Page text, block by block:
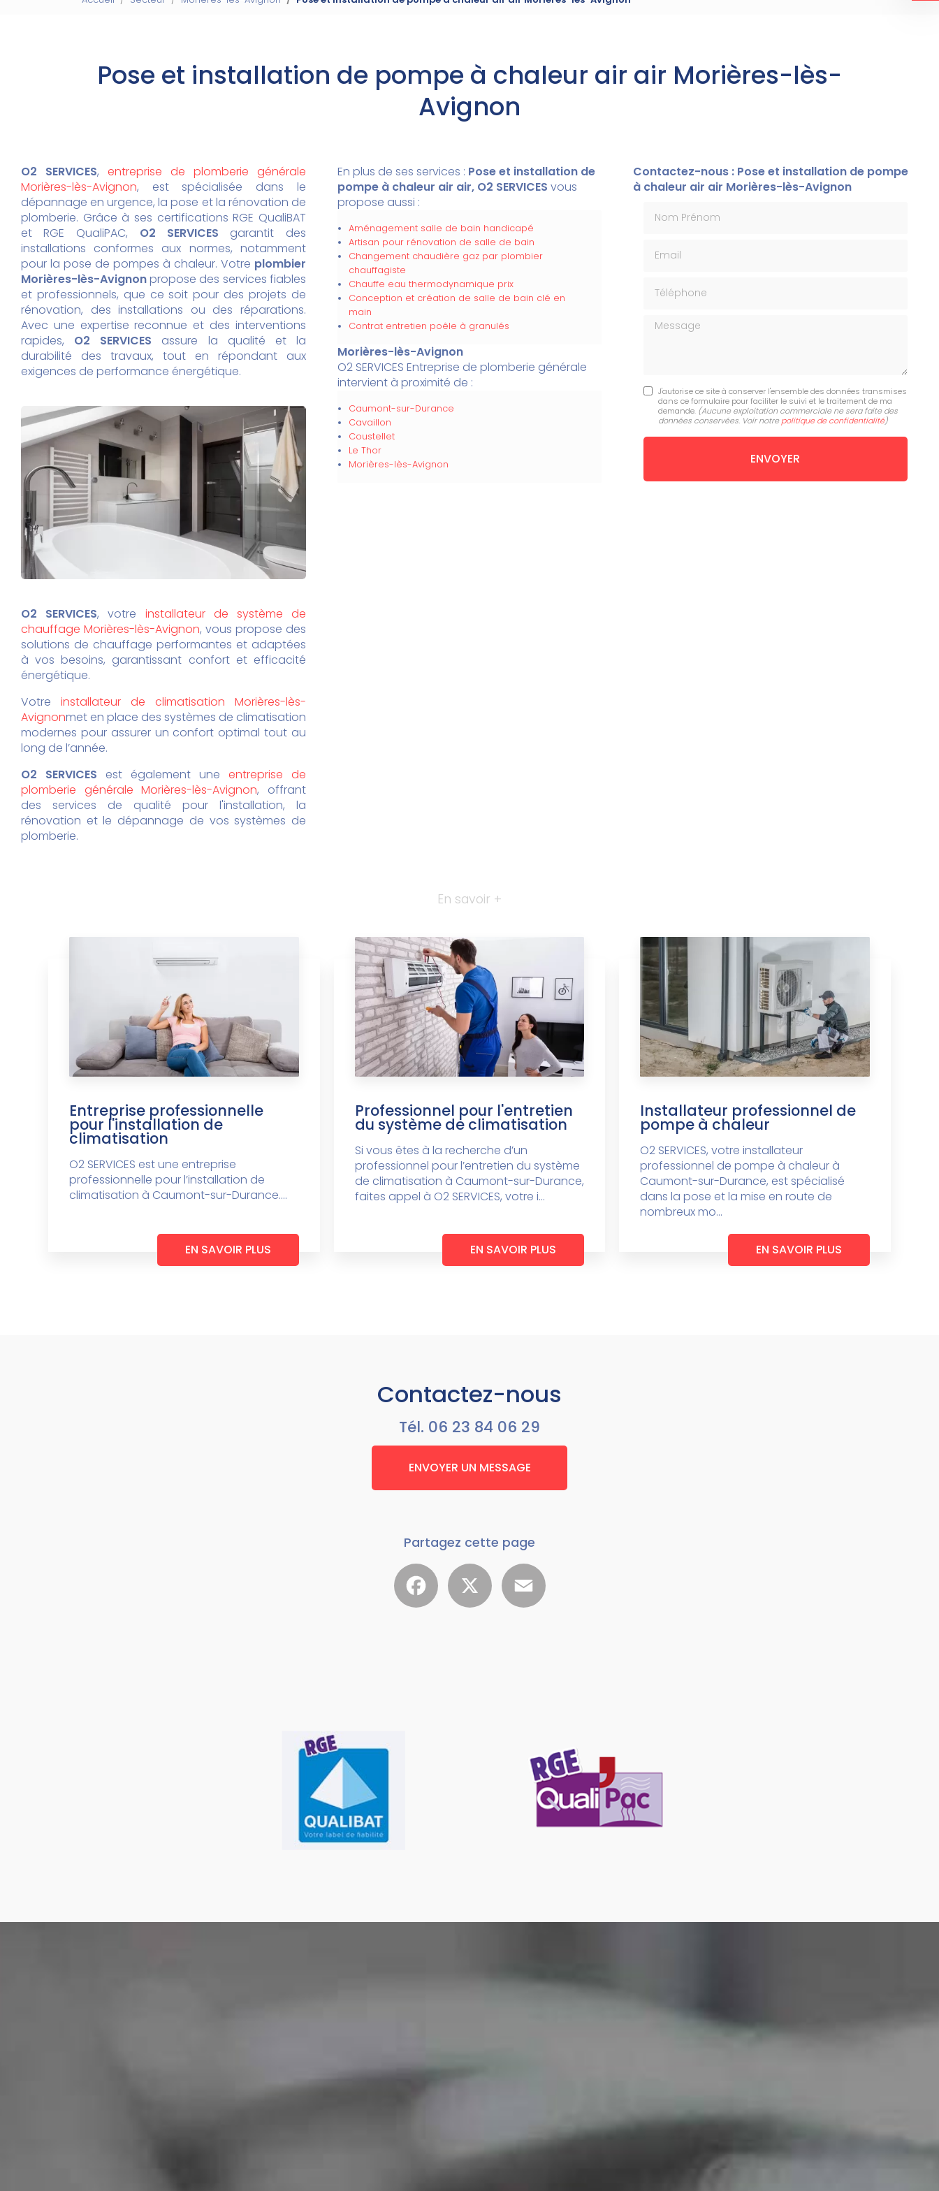
Pose et installation de pompe à chaleur air air Morières-lès-
Avignon
O2 SERVICES, entreprise de plomberie générale
Morières-lès-Avignon, est spécialisée dans le
dépannage en urgence, la pose et la rénovation de
plomberie. Grâce à ses certifications RGE QualiBAT
et RGE QualiPAC, O2 SERVICES garantit des
installations conformes aux normes, notamment
pour la pose de pompes à chaleur. Votre plombier
Morières-lès-Avignonpropose des services fiables
et professionnels, que ce soit pour des projets de
rénovation, des installations ou des réparations.
Avec une expertise reconnue et des interventions
rapides, O2 SERVICES assure la qualité et la
durabilité des travaux, tout en répondant aux
exigences de performance énergétique.
O2 SERVICES, votre installateur de système de
chauffage Morières-lès-Avignon, vous propose des
solutions de chauffage performantes et adaptées
à vos besoins, garantissant confort et efficacité
énergétique.
Votre installateur de climatisation Morières-lès-
Avignonmet en place des systèmes de climatisation
modernes pour assurer un confort optimal tout au
long de l’année.
O2 SERVICES est également une entreprise de
plomberie générale Morières-lès-Avignon, offrant
des services de qualité pour l'installation, la
rénovation et le dépannage de vos systèmes de
plomberie.
En plus de ses services : Pose et installation de
pompe à chaleur air air, O2 SERVICES vous
propose aussi :
Aménagement salle de bain handicapé
Artisan pour rénovation de salle de bain
Changement chaudière gaz par plombier
chauffagiste
Chauffe eau thermodynamique prix
Conception et création de salle de bain clé en
main
Contrat entretien poêle à granulés
Morières-lès-Avignon
O2 SERVICES Entreprise de plomberie générale
intervient à proximité de :
Caumont-sur-Durance
Cavaillon
Coustellet
Le Thor
Morières-lès-Avignon
Contactez-nous : Pose et installation de pompe
à chaleur air air Morières-lès-Avignon
Message
J'autorise ce site à conserver l'ensemble des données transmises
dans ce formulaire pour faciliter le suivi et le traitement de ma
demande. (Aucune exploitation commerciale ne sera faite des
données conservées. Voir notre politique de confidentialité)
En savoir +
Entreprise professionnelle
pour l'installation de
climatisation
O2 SERVICES est une entreprise
professionnelle pour l’installation de
climatisation à Caumont-sur-Durance....
EN SAVOIR PLUS
Professionnel pour l'entretien
du système de climatisation
Si vous êtes à la recherche d’un
professionnel pour l’entretien du système
de climatisation à Caumont-sur-Durance,
faites appel à O2 SERVICES, votre i...
EN SAVOIR PLUS
Installateur professionnel de
pompe à chaleur
O2 SERVICES, votre installateur
professionnel de pompe à chaleur à
Caumont-sur-Durance, est spécialisé
dans la pose et la mise en route de
nombreux mo...
EN SAVOIR PLUS
Contactez-nous
Tél. 06 23 84 06 29
ENVOYER UN MESSAGE
Partagez cette page
Facebook